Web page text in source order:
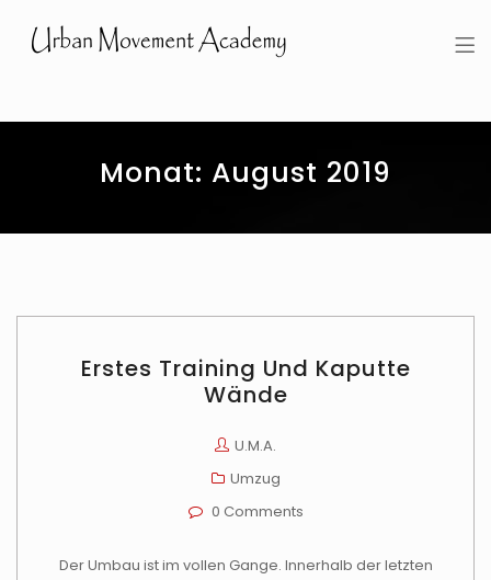
Monat: August 2019
Erstes Training Und Kaputte
Wände
U.M.A.
Umzug
0 Comments
Der Umbau ist im vollen Gange. Innerhalb der letzten